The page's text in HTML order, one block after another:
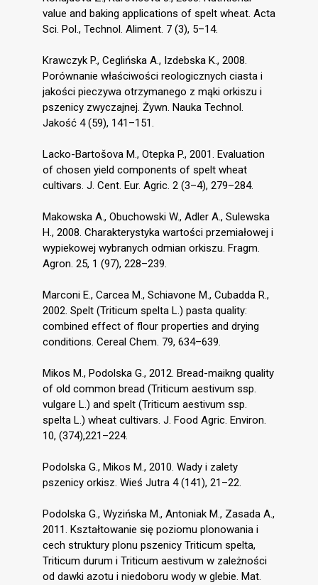
value and baking applications of spelt wheat. Acta
Sci. Pol., Technol. Aliment. 7 (3), 5–14.
Krawczyk P., Ceglińska A., Izdebska K., 2008.
Porównanie właściwości reologicznych ciasta i
jakości pieczywa otrzymanego z mąki orkiszu i
pszenicy zwyczajnej. Żywn. Nauka Technol.
Jakość 4 (59), 141–151.
Lacko-Bartošova M., Otepka P., 2001. Evaluation
of chosen yield components of spelt wheat
cultivars. J. Cent. Eur. Agric. 2 (3–4), 279–284.
Makowska A., Obuchowski W., Adler A., Sulewska
H., 2008. Charakterystyka wartości przemiałowej i
wypiekowej wybranych odmian orkiszu. Fragm.
Agron. 25, 1 (97), 228–239.
Marconi E., Carcea M., Schiavone M., Cubadda R.,
2002. Spelt (Triticum spelta L.) pasta quality:
combined effect of flour properties and drying
conditions. Cereal Chem. 79, 634–639.
Mikos M., Podolska G., 2012. Bread-maikng quality
of old common bread (Triticum aestivum ssp.
vulgare L.) and spelt (Triticum aestivum ssp.
spelta L.) wheat cultivars. J. Food Agric. Environ.
10, (374),221–224.
Podolska G., Mikos M., 2010. Wady i zalety
pszenicy orkisz. Wieś Jutra 4 (141), 21–22.
Podolska G., Wyzińska M., Antoniak M., Zasada A.,
2011. Kształtowanie się poziomu plonowania i
cech struktury plonu pszenicy Triticum spelta,
Triticum durum i Triticum aestivum w zależności
od dawki azotu i niedoboru wody w glebie. Mat.